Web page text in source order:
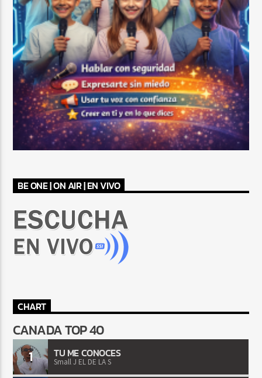
BE ONE | ON AIR | EN VIVO
CHART
CANADA TOP 40
1 TU ME CONOCES
Small J EL DE LA S